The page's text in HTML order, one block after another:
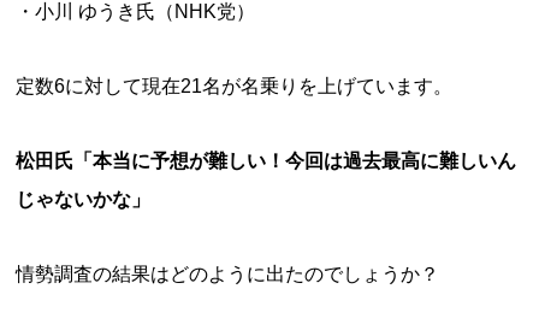
・小川 ゆうき氏（NHK党）
定数6に対して現在21名が名乗りを上げています。
松田氏「本当に予想が難しい！今回は過去最高に難しいん
じゃないかな」
情勢調査の結果はどのように出たのでしょうか？